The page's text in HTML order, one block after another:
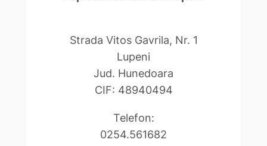
Strada Vitos Gavrila, Nr. 1
Lupeni
Jud. Hunedoara
CIF: 48940494
Telefon:
0254.561682